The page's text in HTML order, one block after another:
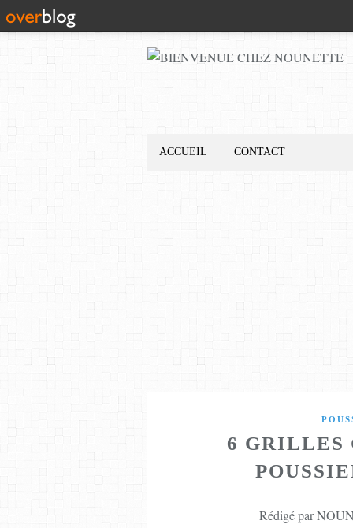
ACCUEIL CONTACT
6 GRILLES
Rédigé par